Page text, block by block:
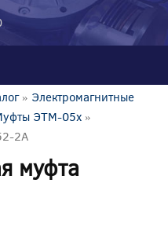
» Электромагнитные
ЭТМ-05x »
2А
муфта